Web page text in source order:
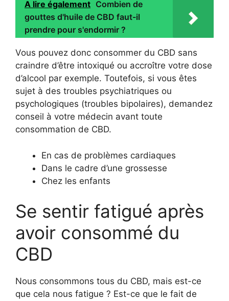
A lire également Combien de
gouttes d'huile de CBD faut-il
prendre pour s'endormir ?
Vous pouvez donc consommer du CBD sans
craindre d’être intoxiqué ou accroître votre dose
d’alcool par exemple. Toutefois, si vous êtes
sujet à des troubles psychiatriques ou
psychologiques (troubles bipolaires), demandez
conseil à votre médecin avant toute
consommation de CBD.
En cas de problèmes cardiaques
Dans le cadre d’une grossesse
Chez les enfants
Se sentir fatigué après
avoir consommé du
CBD
Nous consommons tous du CBD, mais est-ce
que cela nous fatigue ? Est-ce que le fait de